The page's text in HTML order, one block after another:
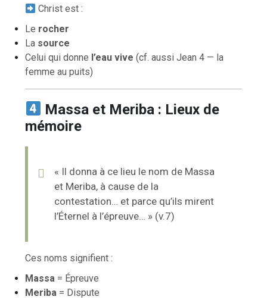
Christ est :
Le rocher
La source
Celui qui donne l’eau vive (cf. aussi Jean 4 — la
femme au puits)
Massa et Meriba : Lieux de
mémoire
« Il donna à ce lieu le nom de Massa
et Meriba, à cause de la
contestation… et parce qu’ils mirent
l’Éternel à l’épreuve… » (v.7)
Ces noms signifient :
Massa = Épreuve
Meriba = Dispute